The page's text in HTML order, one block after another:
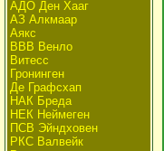
АДО Ден Хааг
АЗ Алкмаар
Аякс
ВВВ Венло
Витесс
Гронинген
Де Графсхап
НАК Бреда
НЕК Неймеген
ПСВ Эйндховен
РКС Валвейк